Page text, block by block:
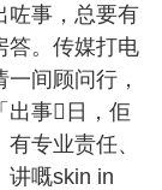
咗事，总要有
答。传媒打电
间顾问行，
事𠮶日，佢
专业责任、
讲嘅skin in